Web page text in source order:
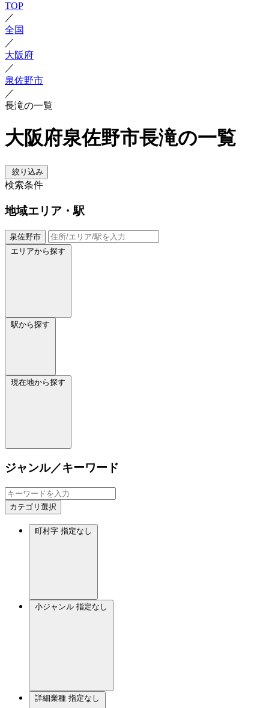
TOP
／
全国
／
大阪府
／
泉佐野市
／
長滝の一覧
大阪府泉佐野市長滝の一覧
絞り込み
検索条件
地域エリア・駅
泉佐野市
エリアから探す
駅から探す
現在地から探す
ジャンル／キーワード
カテゴリ選択
町村字 指定なし
小ジャンル 指定なし
詳細業種 指定なし